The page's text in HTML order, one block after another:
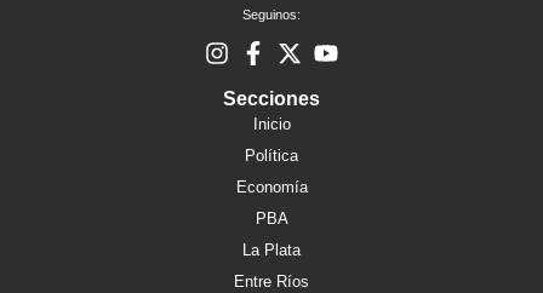
Seguinos:
Secciones
Inicio
Política
Economía
PBA
La Plata
Entre Ríos